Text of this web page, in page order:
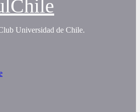
Universidad de Chile.